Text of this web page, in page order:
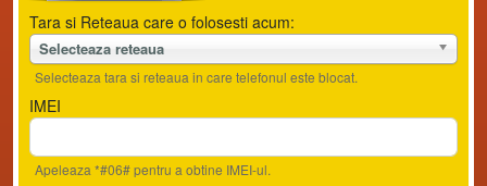
Tara si Reteaua care o folosesti acum:
Selecteaza reteaua
Selecteaza tara si reteaua in care telefonul este blocat.
IMEI
Apeleaza *#06# pentru a obtine IMEI-ul.